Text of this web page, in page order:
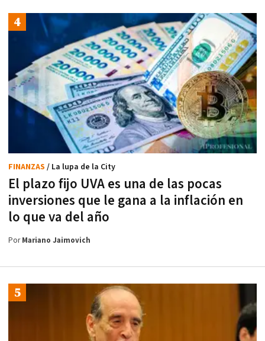
El plazo fijo UVA es una de las pocas
inversiones que le gana a la inflación en
lo que va del año
FINANZAS / La lupa de la City
PorMariano Jaimovich